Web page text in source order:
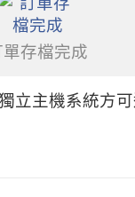
單存檔完成
立主機系統方